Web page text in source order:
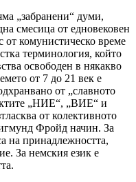
„забранени“ думи,
смесица от едновековен
от комунистическо време
терминология, който
освободен в някакво
от 7 до 21 век е
от „славното
„НИЕ“, „ВИЕ“ и
от колективното
Фройд начин. За
на принадлежността,
За немския език е